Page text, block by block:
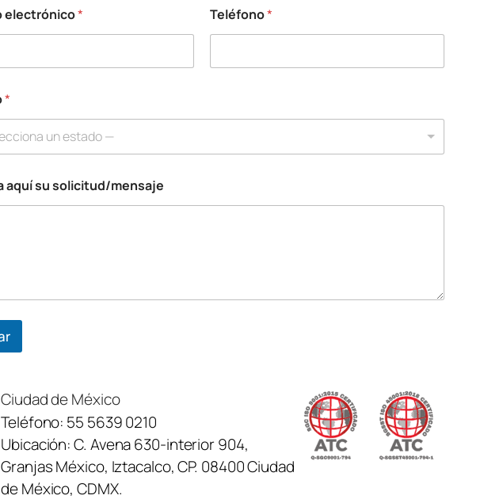
electrónico* Teléfono*
*
un estado —
aquí su solicitud/mensaje
Ciudad de México
Teléfono: 55 5639 0210
Ubicación:C. Avena 630-interior 904,
Granjas México, Iztacalco, CP. 08400 Ciudad
de México, CDMX.